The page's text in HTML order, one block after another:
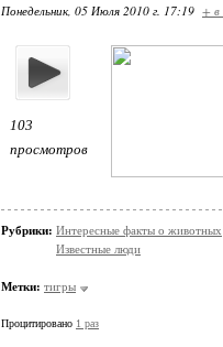
Понедельник, 05 Июля 2010 г. 17:19 + в
103
просмотров
Рубрики: Интересные факты о животных
Известные люди
Метки: тигры
Процитировано 1 раз